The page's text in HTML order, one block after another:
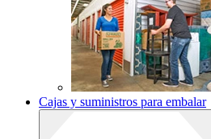
Cajas y suministros para embalar